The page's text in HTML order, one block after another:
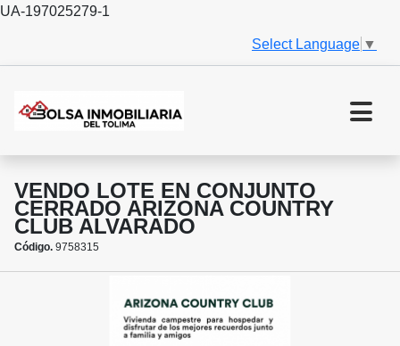
UA-197025279-1
Select Language ▼
VENDO LOTE EN CONJUNTO
CERRADO ARIZONA COUNTRY
CLUB ALVARADO
Código. 9758315